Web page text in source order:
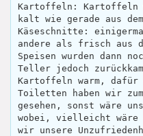
Kartoffeln: Kartoffeln
kalt wie gerade aus
Käseschnitte:
andere als frisch aus
Speisen wurden dann
Teller jedoch
Kartoffeln warm,
Toiletten haben wir
gesehen, sonst wäre
wobei, vielleicht wäre
wir unsere